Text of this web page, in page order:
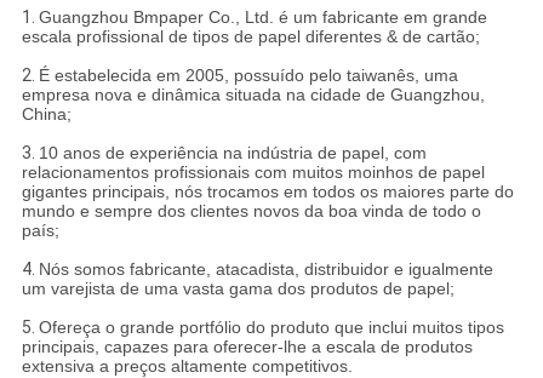
1. Guangzhou Bmpaper Co., Ltd. é um fabricante em grande
escala profissional de tipos de papel diferentes & de cartão;
2. É estabelecida em 2005, possuído pelo taiwanês, uma
empresa nova e dinâmica situada na cidade de Guangzhou,
China;
3. 10 anos de experiência na indústria de papel, com
relacionamentos profissionais com muitos moinhos de papel
gigantes principais, nós trocamos em todos os maiores parte do
mundo e sempre dos clientes novos da boa vinda de todo o
país;
4. Nós somos fabricante, atacadista, distribuidor e igualmente
um varejista de uma vasta gama dos produtos de papel;
5. Ofereça o grande portfólio do produto que inclui muitos tipos
principais, capazes para oferecer-lhe a escala de produtos
extensiva a preços altamente competitivos.